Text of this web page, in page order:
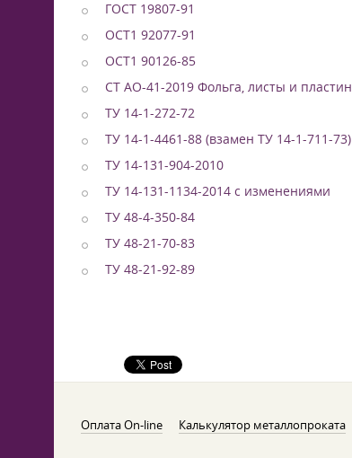
ГОСТ 19807-91
ОСТ1 92077-91
ОСТ1 90126-85
СТ АО-41-2019 Фольга, листы и
ТУ 14-1-272-72
ТУ 14-1-4461-88 (взамен ТУ 14-1-711-73)
ТУ 14-131-904-2010
ТУ 14-131-1134-2014 с изменениями
ТУ 48-4-350-84
ТУ 48-21-70-83
ТУ 48-21-92-89
Оплата On-line Калькулятор металлопроката